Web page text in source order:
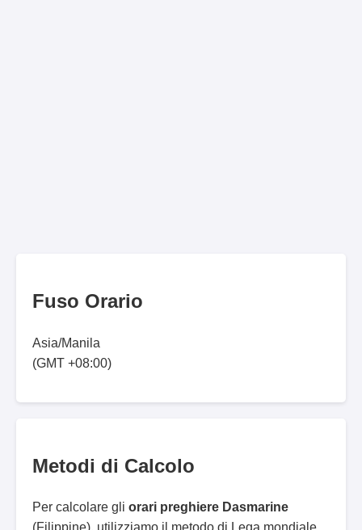
Fuso Orario
Asia/Manila
(GMT +08:00)
Metodi di Calcolo
Per calcolare gli orari preghiere Dasmarine